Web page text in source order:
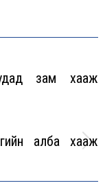
зам хааж
алба хааж